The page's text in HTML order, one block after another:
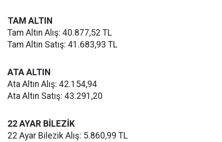
TAM ALTIN
Tam Altın Alış: 40.877,52 TL
Tam Altın Satış: 41.683,93 TL
ATA ALTIN
Ata Altın Alış: 42.154,94
Ata Altın Satış: 43.291,20
22 AYAR BİLEZİK
22 Ayar Bilezik Alış: 5.860,99 TL